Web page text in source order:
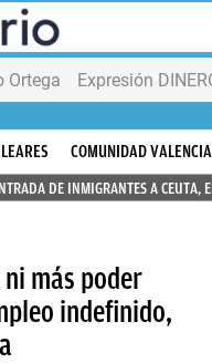
Ortega Expresión
COMUNIDAD
DE INMIGRANTES A CEUTA,
más poder
indefinido,